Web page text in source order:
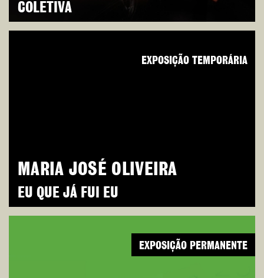
COLETIVA
MARIA JOSÉ OLIVEIRA
EU QUE JÁ FUI EU
EXPOSIÇÃO TEMPORÁRIA
EXPOSIÇÃO PERMANENTE